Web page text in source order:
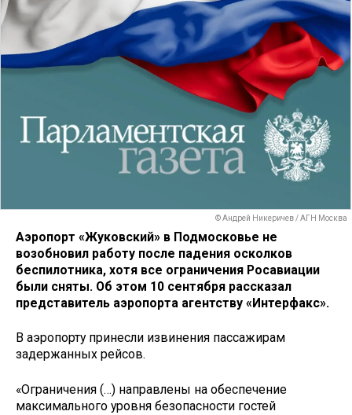
© Андрей Никеричев / АГН Москва
Аэропорт «Жуковский» в Подмосковье не
возобновил работу после падения осколков
беспилотника, хотя все ограничения Росавиации
были сняты. Об этом 10 сентября рассказал
представитель аэропорта агентству «Интерфакс».
В аэропорту принесли извинения пассажирам
задержанных рейсов.
«Ограничения (…) направлены на обеспечение
максимального уровня безопасности гостей